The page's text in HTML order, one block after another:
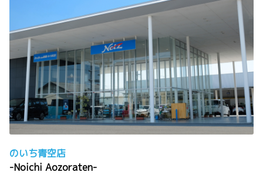
2026-05-18
コウチ生産者通信
今回は「だし茶漬け」
高知市はりまや町にある老舗の「だし屋」の女
将が作った『だし茶漬け』をご紹介。
詳しくはこちら
2026-05-14
のいち青空店
-Noichi Aozoraten-